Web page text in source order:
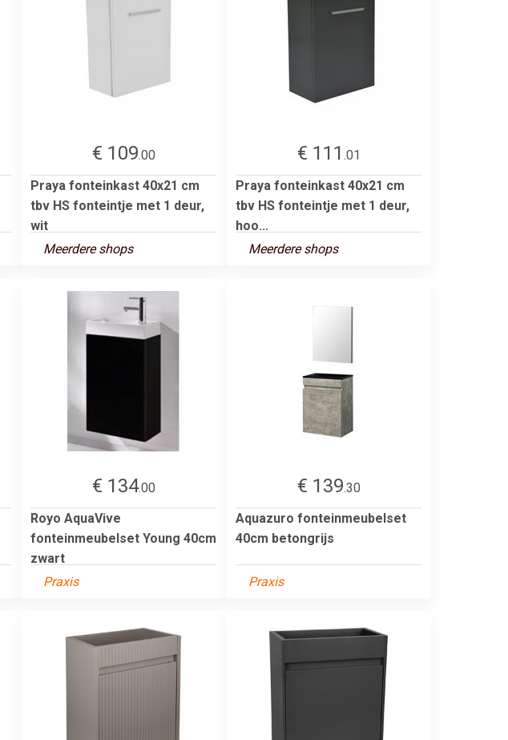
€ 109.00
Praya fonteinkast 40x21 cm
tbv HS fonteintje met 1 deur,
wit
Meerdere shops
€ 111 .01
Praya fonteinkast 40x21 cm
tbv HS fonteintje met 1 deur,
hoo...
Meerdere shops
€ 134.00
Royo AquaVive
fonteinmeubelset Young 40cm
zwart
Praxis
€ 139.30
Aquazuro fonteinmeubelset
40cm betongrijs
Praxis